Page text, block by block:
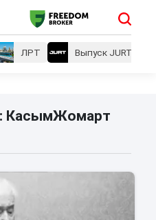
ЛРТ Выпуск JURT
КасымЖомарт